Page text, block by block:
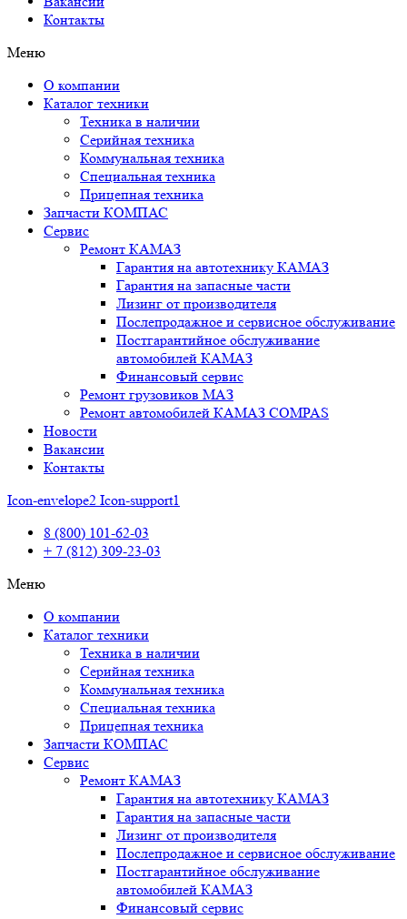
Контакты
Меню
О компании
Каталог техники
Техника в наличии
Серийная техника
Коммунальная техника
Специальная техника
Прицепная техника
Запчасти КОМПАС
Сервис
Ремонт КАМАЗ
Гарантия на автотехнику КАМАЗ
Гарантия на запасные части
Лизинг от производителя
Послепродажное и сервисное обслуживание
Постгарантийное обслуживание
автомобилей КАМАЗ
Финансовый сервис
Ремонт грузовиков МАЗ
Ремонт автомобилей КАМАЗ COMPAS
Новости
Вакансии
Контакты
Icon-envelope2 Icon-support1
8 (800) 101-62-03
+ 7 (812) 309-23-03
Меню
О компании
Каталог техники
Техника в наличии
Серийная техника
Коммунальная техника
Специальная техника
Прицепная техника
Запчасти КОМПАС
Сервис
Ремонт КАМАЗ
Гарантия на автотехнику КАМАЗ
Гарантия на запасные части
Лизинг от производителя
Послепродажное и сервисное обслуживание
Постгарантийное обслуживание
автомобилей КАМАЗ
Финансовый сервис